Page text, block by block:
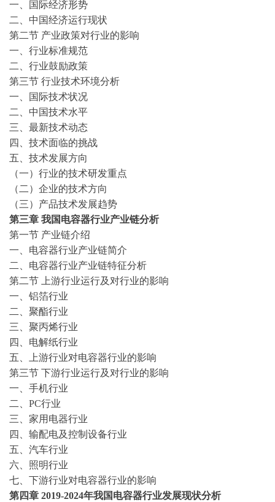
一、国际经济形势
二、中国经济运行现状
第二节 产业政策对行业的影响
一、行业标准规范
二、行业鼓励政策
第三节 行业技术环境分析
一、国际技术状况
二、中国技术水平
三、最新技术动态
四、技术面临的挑战
五、技术发展方向
（一）行业的技术研发重点
（二）企业的技术方向
（三）产品技术发展趋势
第三章 我国电容器行业产业链分析
第一节 产业链介绍
一、电容器行业产业链简介
二、电容器行业产业链特征分析
第二节 上游行业运行及对行业的影响
一、铝箔行业
二、聚酯行业
三、聚丙烯行业
四、电解纸行业
五、上游行业对电容器行业的影响
第三节 下游行业运行及对行业的影响
一、手机行业
二、 PC行业
三、家用电器行业
四、输配电及控制设备行业
五、汽车行业
六、照明行业
七、下游行业对电容器行业的影响
第四章 2019-2024年我国电容器行业发展现状分析